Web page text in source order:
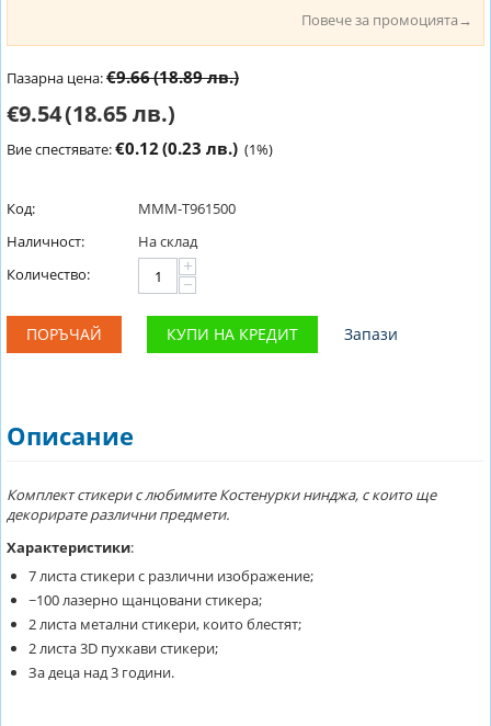
Повече за промоцията→
Пазарна цена:€9.66(18.89 лв.)
€9.54(18.65 лв.)
Вие спестявате:€0.12 (0.23 лв.) (1%)
Код:
MMM-T961500
Наличност:
На склад
Количество:
+
−
ПОРЪЧАЙ КУПИ НА КРЕДИТ Запази
Описание
Комплект стикери с любимите Костенурки нинджа, с които ще
декорирате различни предмети.
Характеристики:
7 листа стикери с различни изображение;
~100 лазерно щанцовани стикера;
2 листа метални стикери, които блестят;
2 листа 3D пухкави стикери;
За деца над 3 години.